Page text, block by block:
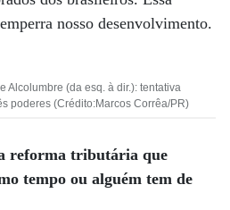
nosso desenvolvimento.
Alcolumbre (da esq. à dir.): tentativa
poderes (Crédito:Marcos Corrêa/PR)
reforma tributária que
tempo ou alguém tem de